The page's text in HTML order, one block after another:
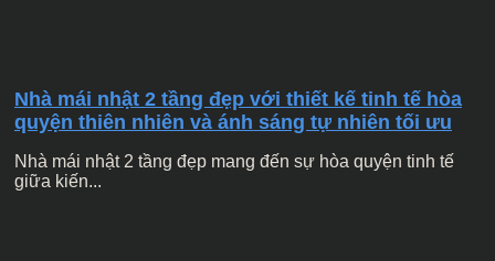
Nhà mái nhật 2 tầng đẹp với thiết kế tinh tế hòa
quyện thiên nhiên và ánh sáng tự nhiên tối ưu
Nhà mái nhật 2 tầng đẹp mang đến sự hòa quyện tinh tế
giữa kiến...